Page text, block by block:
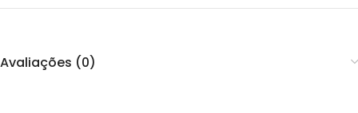
Avaliações (0)